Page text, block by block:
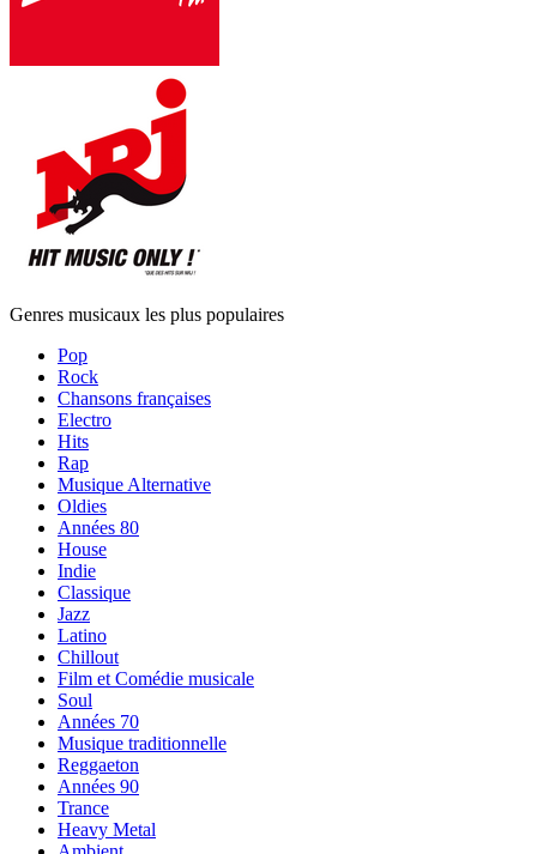
Genres musicaux les plus populaires
Pop
Rock
Chansons françaises
Electro
Hits
Rap
Musique Alternative
Oldies
Années 80
House
Indie
Classique
Jazz
Latino
Chillout
Film et Comédie musicale
Soul
Années 70
Musique traditionnelle
Reggaeton
Années 90
Trance
Heavy Metal